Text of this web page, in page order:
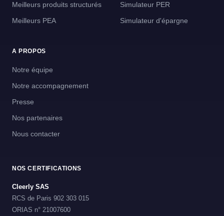
Meilleurs produits structurés
Meilleurs PEA
Simulateur PER
Simulateur d'épargne
A PROPOS
Notre équipe
Notre accompagnement
Presse
Nos partenaires
Nous contacter
NOS CERTIFICATIONS
Cleerly SAS
RCS de Paris 902 303 015
ORIAS n° 21007600